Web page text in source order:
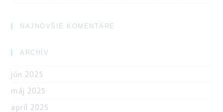
NAJNOVŠIE KOMENTÁRE
ARCHÍV
jún 2025
máj 2025
apríl 2025